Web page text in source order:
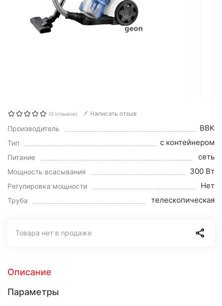
(0 отзывов) Написать отзыв
Производитель BBK
Тип с контейнером
Питание сеть
Мощность всасывания 300 Вт
Регулировка мощности Нет
Труба телескопическая
Товара нет в продаже
Описание
Параметры